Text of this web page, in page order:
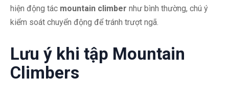
hiện động tác mountain climber như bình thường, chú ý
kiểm soát chuyển động để tránh trượt ngã.
Lưu ý khi tập Mountain
Climbers